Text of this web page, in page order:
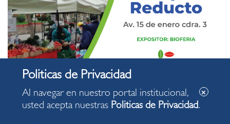
Al navegar en nuestro portal institucional,
usted acepta nuestras Politicas de Privacidad.